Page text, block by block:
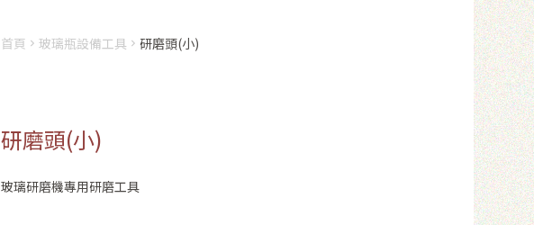
首頁 玻璃瓶設備工具 研磨頭(小)
研磨頭(小)
玻璃研磨機專用研磨工具